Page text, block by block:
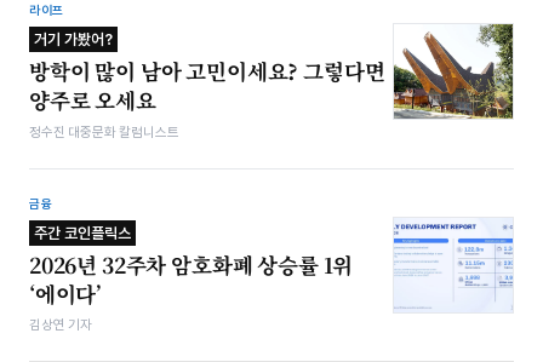
라이프
거기 가봤어?
방학이 많이 남아 고민이세요? 그렇다면
양주로 오세요
정수진 대중문화 칼럼니스트
금융
주간 코인플릭스
2026년 32주차 암호화폐 상승률 1위
‘에이다’
김상연 기자